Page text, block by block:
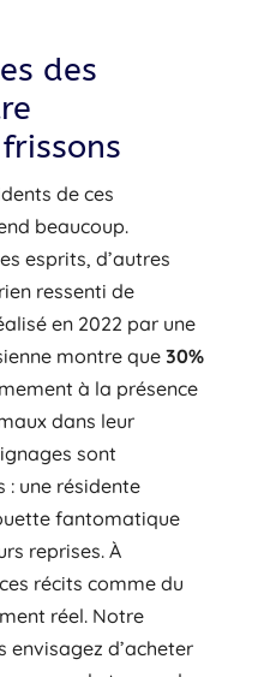
des
de ces
beaucoup.
esprits, d’autres
ressenti de
en 2022 par une
montre que30%
à la présence
dans leur
sont
une résidente
fantomatique
reprises. À
récits comme du
réel. Notre
envisagez d’acheter